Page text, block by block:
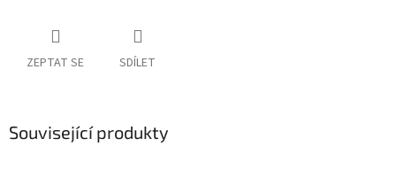
ZEPTAT SE SDÍLET
Související produkty